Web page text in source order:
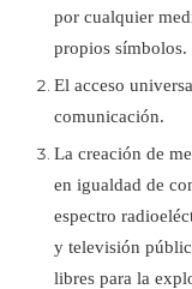
por cualquier
propios símbolos.
El acceso
comunicación.
La creación de
en igualdad de
espectro
y televisión
libres para la